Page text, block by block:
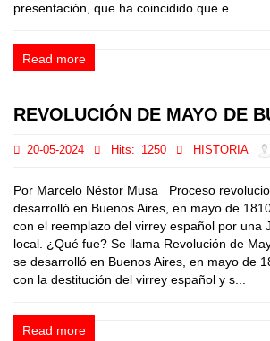
presentación, que ha coincidido que e...
Read more
REVOLUCIÓN DE MAYO DE
20-05-2024 Hits: 1250 HISTORIA
Por Marcelo Néstor Musa Proceso
desarrolló en Buenos Aires, en mayo de
con el reemplazo del virrey español por una
local. ¿Qué fue? Se llama Revolución de
se desarrolló en Buenos Aires, en mayo de
con la destitución del virrey español y s...
Read more